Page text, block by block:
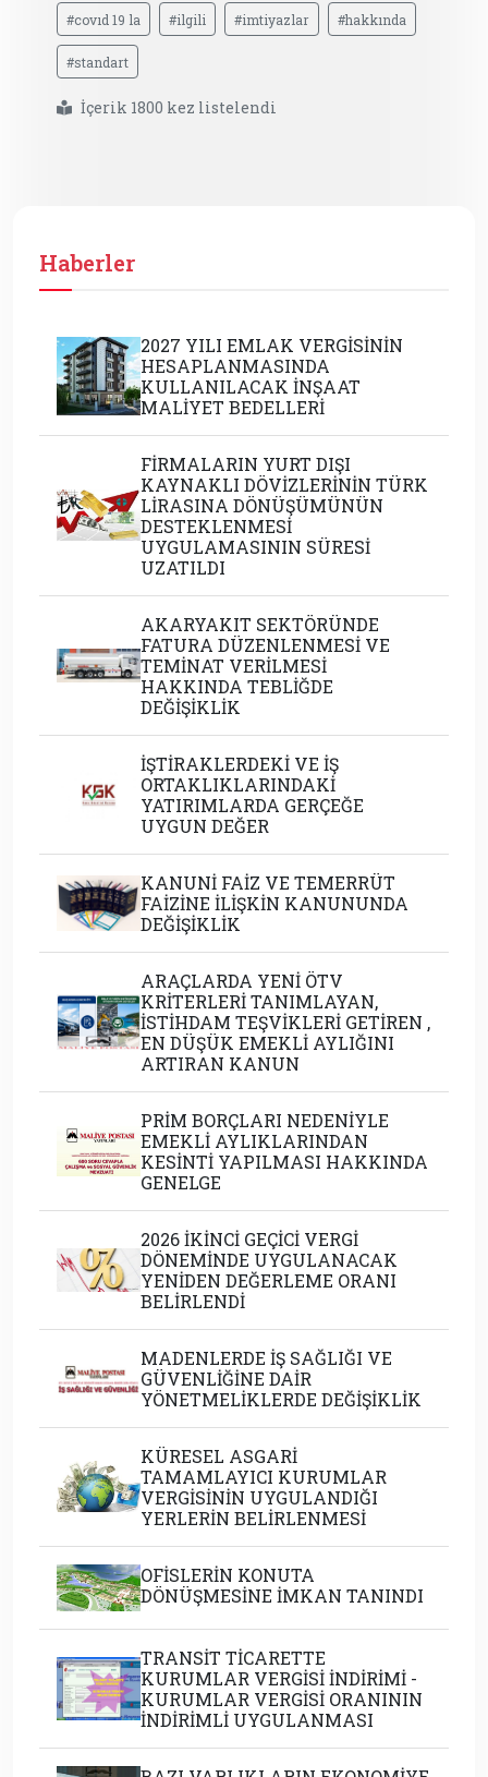
#covıd 19 la #ilgili #imtiyazlar #hakkında
#standart
İçerik 1800 kez listelendi
Haberler
2027 YILI EMLAK VERGİSİNİN
HESAPLANMASINDA
KULLANILACAK İNŞAAT
MALİYET BEDELLERİ
FİRMALARIN YURT DIŞI
KAYNAKLI DÖVİZLERİNİN TÜRK
LİRASINA DÖNÜŞÜMÜNÜN
DESTEKLENMESİ
UYGULAMASININ SÜRESİ
UZATILDI
AKARYAKIT SEKTÖRÜNDE
FATURA DÜZENLENMESİ VE
TEMİNAT VERİLMESİ
HAKKINDA TEBLİĞDE
DEĞİŞİKLİK
İŞTİRAKLERDEKİ VE İŞ
ORTAKLIKLARINDAKİ
YATIRIMLARDA GERÇEĞE
UYGUN DEĞER
KANUNİ FAİZ VE TEMERRÜT
FAİZİNE İLİŞKİN KANUNUNDA
DEĞİŞİKLİK
ARAÇLARDA YENİ ÖTV
KRİTERLERİ TANIMLAYAN,
İSTİHDAM TEŞVİKLERİ GETİREN ,
EN DÜŞÜK EMEKLİ AYLIĞINI
ARTIRAN KANUN
PRİM BORÇLARI NEDENİYLE
EMEKLİ AYLIKLARINDAN
KESİNTİ YAPILMASI HAKKINDA
GENELGE
2026 İKİNCİ GEÇİCİ VERGİ
DÖNEMİNDE UYGULANACAK
YENİDEN DEĞERLEME ORANI
BELİRLENDİ
MADENLERDE İŞ SAĞLIĞI VE
GÜVENLİĞİNE DAİR
YÖNETMELİKLERDE DEĞİŞİKLİK
KÜRESEL ASGARİ
TAMAMLAYICI KURUMLAR
VERGİSİNİN UYGULANDIĞI
YERLERİN BELİRLENMESİ
OFİSLERİN KONUTA
DÖNÜŞMESİNE İMKAN TANINDI
TRANSİT TİCARETTE
KURUMLAR VERGİSİ İNDİRİMİ -
KURUMLAR VERGİSİ ORANININ
İNDİRİMLİ UYGULANMASI